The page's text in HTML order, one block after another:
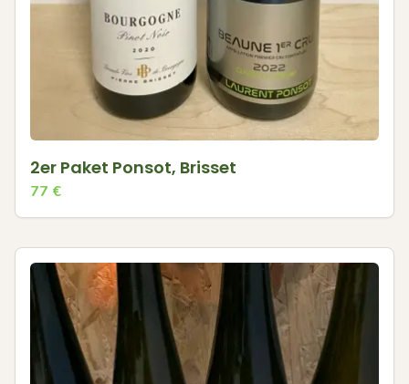
2er Paket Ponsot, Brisset
77 €